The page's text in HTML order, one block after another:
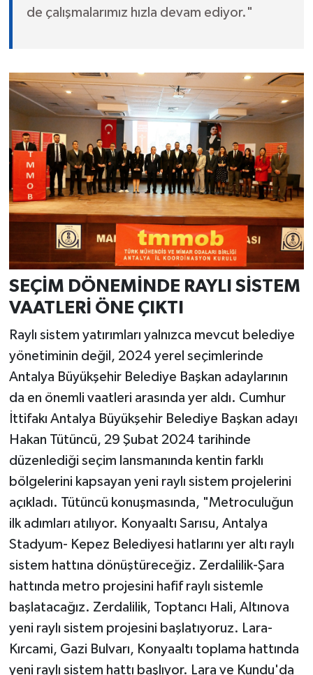
de çalışmalarımız hızla devam ediyor."
SEÇİM DÖNEMİNDE RAYLI SİSTEM
VAATLERİ ÖNE ÇIKTI
Raylı sistem yatırımları yalnızca mevcut belediye
yönetiminin değil, 2024 yerel seçimlerinde
Antalya Büyükşehir Belediye Başkan adaylarının
da en önemli vaatleri arasında yer aldı. Cumhur
İttifakı Antalya Büyükşehir Belediye Başkan adayı
Hakan Tütüncü, 29 Şubat 2024 tarihinde
düzenlediği seçim lansmanında kentin farklı
bölgelerini kapsayan yeni raylı sistem projelerini
açıkladı. Tütüncü konuşmasında, "Metroculuğun
ilk adımları atılıyor. Konyaaltı Sarısu, Antalya
Stadyum- Kepez Belediyesi hatlarını yer altı raylı
sistem hattına dönüştüreceğiz. Zerdalilik-Şara
hattında metro projesini hafif raylı sistemle
başlatacağız. Zerdalilik, Toptancı Hali, Altınova
yeni raylı sistem projesini başlatıyoruz. Lara-
Kırcami, Gazi Bulvarı, Konyaaltı toplama hattında
yeni raylı sistem hattı başlıyor. Lara ve Kundu'da